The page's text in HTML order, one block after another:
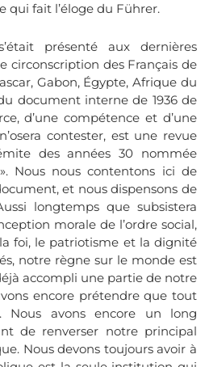
qui fait l’éloge du Führer.
présenté aux dernières
circonscription des Français de
Gabon, Égypte, Afrique du
document interne de 1936 de
d’une compétence et d’une
contester, est une revue
des années 30 nommée
Nous nous contentons ici de
et nous dispensons de
longtemps que subsistera
morale de l’ordre social,
foi, le patriotisme et la dignité
notre règne sur le monde est
accompli une partie de notre
encore prétendre que tout
Nous avons encore un long
de renverser notre principal
Nous devons toujours avoir à